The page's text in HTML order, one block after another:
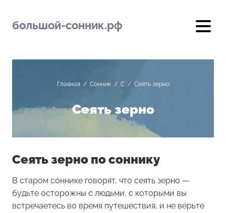
большой-сонник.рф
Главная/ Сонник/ С/ Сеять зерно
Сеять зерно
Сеять зерно по соннику
В старом соннике говорят, что сеять зерно —
будьте осторожны с людьми, с которыми вы
встречаетесь во время путешествия, и не верьте